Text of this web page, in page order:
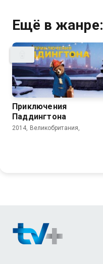
Ещё в жанре:
Приключения
Паддингтона
2014, Великобритания,